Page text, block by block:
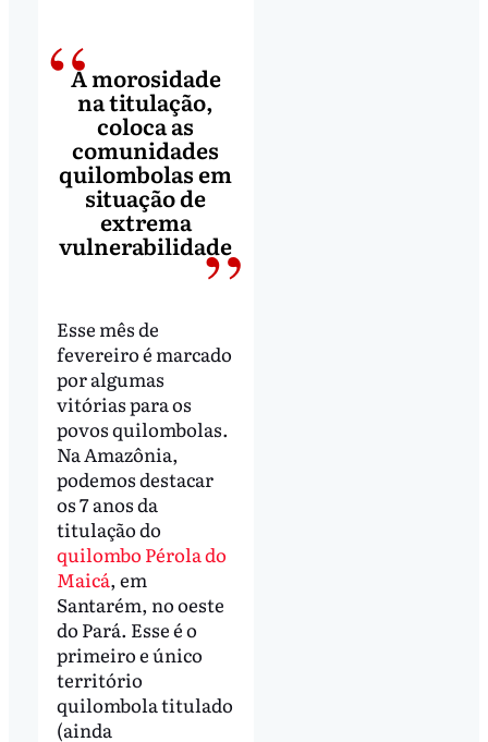
A morosidade
na titulação,
coloca as
comunidades
quilombolas em
situação de
extrema
vulnerabilidade
Esse mês de
fevereiro é marcado
por algumas
vitórias para os
povos quilombolas.
Na Amazônia,
podemos destacar
os 7 anos da
titulação do
quilombo Pérola do
Maicá, em
Santarém, no oeste
do Pará. Esse é o
primeiro e único
território
quilombola titulado
(ainda